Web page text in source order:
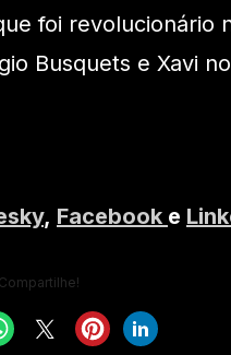
foi revolucionário
Busquets e Xavi
, Facebook e
Compartilhe!